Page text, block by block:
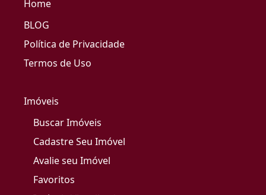
Home
BLOG
Política de Privacidade
Termos de Uso
Imóveis
Buscar Imóveis
Cadastre Seu Imóvel
Avalie seu Imóvel
Favoritos